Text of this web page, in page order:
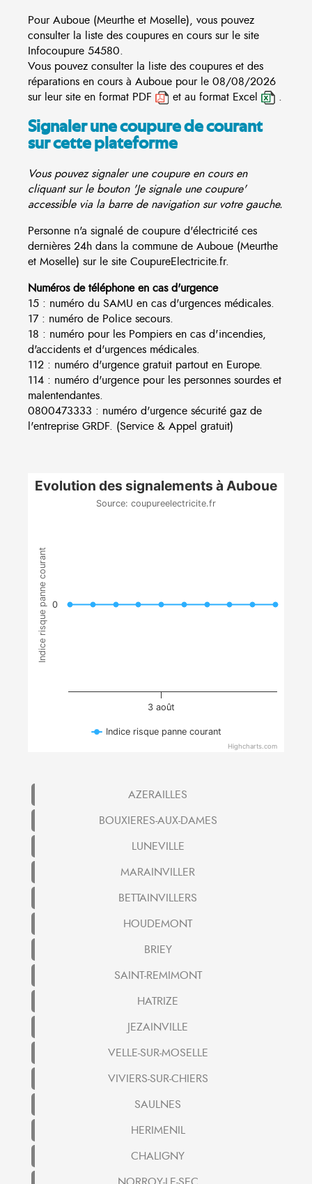
Pour Auboue (Meurthe et Moselle), vous pouvez
consulter la liste des coupures en cours sur le site
Infocoupure 54580.
Vous pouvez consulter la liste des coupures et des
réparations en cours à Auboue pour le 08/08/2026
sur leur site en format PDF
et au format Excel .
Signaler une coupure de courant
sur cette plateforme
Vous pouvez signaler une coupure en cours en
cliquant sur le bouton 'Je signale une coupure'
accessible via la barre de navigation sur votre gauche.
Personne n'a signalé de coupure d'électricité ces
dernières 24h dans la commune de Auboue (Meurthe
et Moselle) sur le site CoupureElectricite.fr.
Numéros de téléphone en cas d'urgence
15 : numéro du SAMU en cas d'urgences médicales.
17 : numéro de Police secours.
18 : numéro pour les Pompiers en cas d'incendies,
d'accidents et d'urgences médicales.
112 : numéro d'urgence gratuit partout en Europe.
114 : numéro d'urgence pour les personnes sourdes et
malentendantes.
0800473333 : numéro d'urgence sécurité gaz de
l'entreprise GRDF. (Service & Appel gratuit)
Indice risque panne courant
Evolution des signalements à Auboue
Source: coupureelectricite.fr
3 août
0
Indice risque panne courant
Highcharts.com
AZERAILLES
BOUXIERES-AUX-DAMES
LUNEVILLE
MARAINVILLER
BETTAINVILLERS
HOUDEMONT
BRIEY
SAINT-REMIMONT
HATRIZE
JEZAINVILLE
VELLE-SUR-MOSELLE
VIVIERS-SUR-CHIERS
SAULNES
HERIMENIL
CHALIGNY